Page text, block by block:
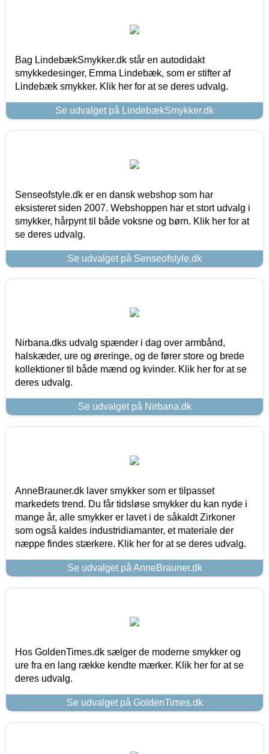
Bag LindebækSmykker.dk står en autodidakt
smykkedesinger, Emma Lindebæk, som er stifter af
Lindebæk smykker. Klik her for at se deres udvalg.
Se udvalget på LindebækSmykker.dk
Senseofstyle.dk er en dansk webshop som har
eksisteret siden 2007. Webshoppen har et stort udvalg i
smykker, hårpynt til både voksne og børn. Klik her for at
se deres udvalg.
Se udvalget på Senseofstyle.dk
Nirbana.dks udvalg spænder i dag over armbånd,
halskæder, ure og øreringe, og de fører store og brede
kollektioner til både mænd og kvinder. Klik her for at se
deres udvalg.
Se udvalget på Nirbana.dk
AnneBrauner.dk laver smykker som er tilpasset
markedets trend. Du får tidsløse smykker du kan nyde i
mange år, alle smykker er lavet i de såkaldt Zirkoner
som også kaldes industridiamanter, et materiale der
næppe findes stærkere. Klik her for at se deres udvalg.
Se udvalget på AnneBrauner.dk
Hos GoldenTimes.dk sælger de moderne smykker og
ure fra en lang række kendte mærker. Klik her for at se
deres udvalg.
Se udvalget på GoldenTimes.dk